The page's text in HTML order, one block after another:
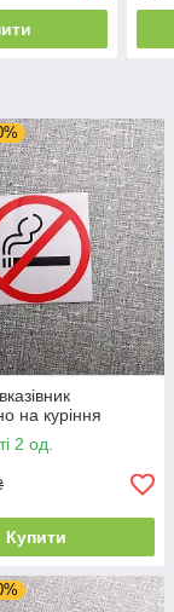
на куріння
2 од.
Купити